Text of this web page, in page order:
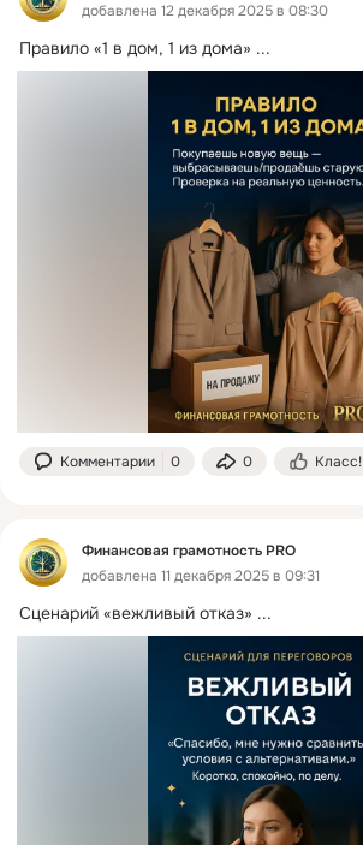
добавлена 12 декабря 2025 в 08:30
Правило «1 в дом, 1 из дома» ...
Комментарии 0 0 Класс!
Финансовая грамотность PRO
добавлена 11 декабря 2025 в 09:31
Сценарий «вежливый отказ» ...